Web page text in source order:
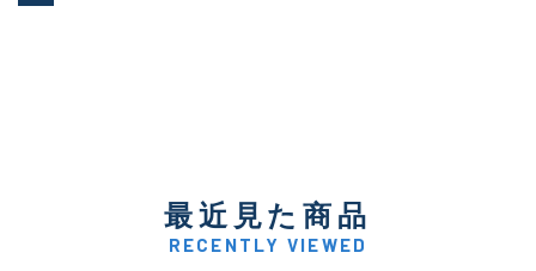
最近見た商品
RECENTLY VIEWED